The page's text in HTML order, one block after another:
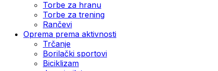
Torbe za hranu
Torbe za trening
Rančevi
Oprema prema aktivnosti
Trčanje
Borilački sportovi
Biciklizam